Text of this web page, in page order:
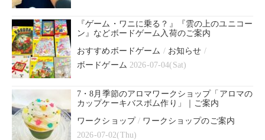
『ゲーム・ワニに乗る？』『雲の上のユニコー
ン』などボードゲーム入荷のご案内
おすすめボードゲーム / お知らせ /
ボードゲーム 2026-07-04(Sat)
7・8月季節のアロマワークショップ「アロマの
カップケーキバスボム作り」｜ご案内
ワークショップ/ ワークショップのご案内
2026-07-02(Thu)